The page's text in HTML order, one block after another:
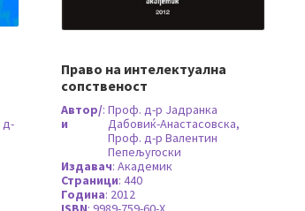
д-
Право на интелектуална
сопственост
Автор/
и
: Проф. д-р Јадранка
Дабовиќ-Анастасовска,
Проф. д-р Валентин
Пепељугоски
Издавач: Академик
Страници: 440
Година: 2012